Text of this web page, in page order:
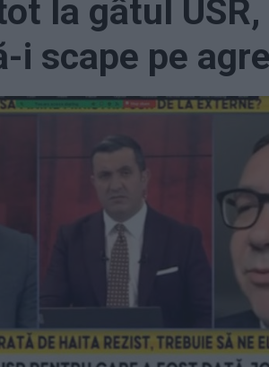
la gâtul USR,
i scape pe